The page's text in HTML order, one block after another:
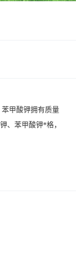
甲酸钾拥有质量
、苯甲酸钾*格，